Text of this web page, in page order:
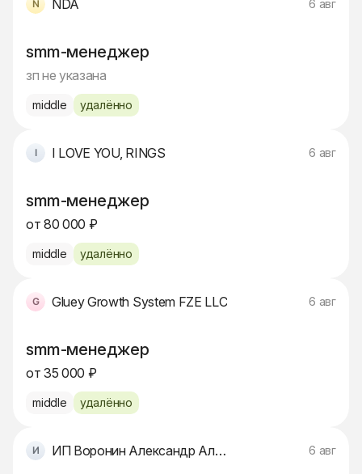
NDA 6 авг
smm-менеджер
зп не указана
middle удалённо
I LOVE YOU, RINGS 6 авг
smm-менеджер
от 80 000 ₽
middle удалённо
Gluey Growth System FZE LLC 6 авг
smm-менеджер
от 35 000 ₽
middle удалённо
ИП Воронин Александр Александрович 6 авг